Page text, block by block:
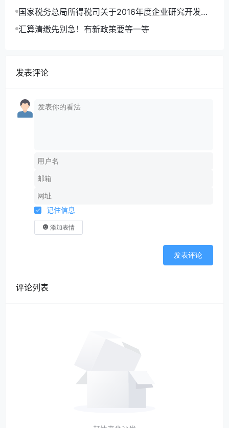
人自开增值税专用发票试点工作有关事项的公告
国家税务总局所得税司关于2016年度企业研究开发费
用税前加计扣除企业所得税纳税申报有关问题的通知
汇算清缴先别急！有新政策要等一等
发表评论
记住信息
添加表情
发表评论
评论列表